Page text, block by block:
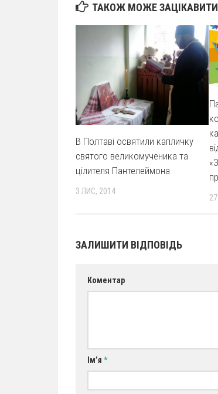
ТАКОЖ МОЖЕ
В Полтаві освятили капличку
святого великомученика та
цілителя Пантелеймона
3 ЛИС, 2014
ЗАЛИШИТИ ВІДПОВІДЬ
Коментар
Ім’я *